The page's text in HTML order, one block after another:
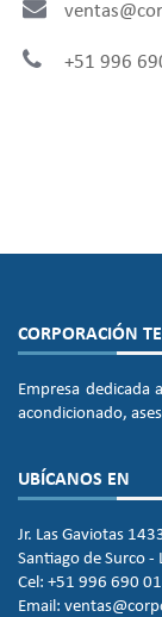
+51 996
CORPORACIÓN
Empresa dedicada
acondicionado,
UBÍCANOS EN
Jr. Las Gaviotas
Santiago de Surco -
Cel: +51 996 690
Email: